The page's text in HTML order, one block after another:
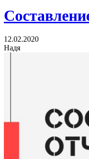
12.02.2020
Надя